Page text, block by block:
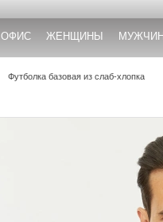
ОФИС ЖЕНЩИНЫ
Футболка базовая из слаб-хлопка